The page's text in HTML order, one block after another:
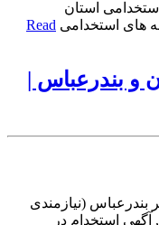
استان
های استخدامی Read
و بندرعباس |
بندرعباس (نیازمندی
استخدام در